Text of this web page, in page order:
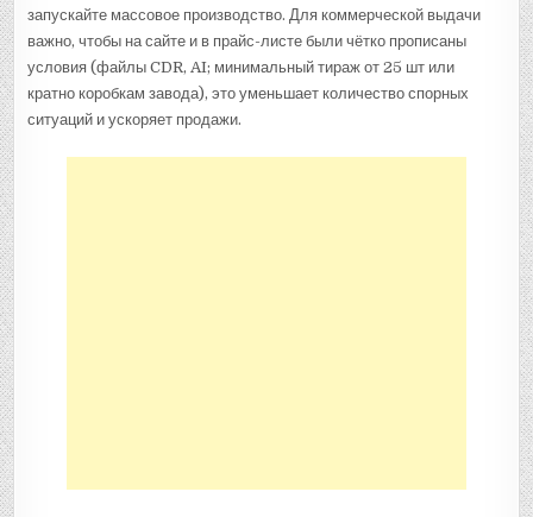
запускайте массовое производство. Для коммерческой выдачи
важно, чтобы на сайте и в прайс-листе были чётко прописаны
условия (файлы CDR, AI; минимальный тираж от 25 шт или
кратно коробкам завода), это уменьшает количество спорных
ситуаций и ускоряет продажи.